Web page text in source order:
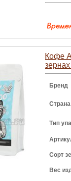
Кофе
Бренд
Тип
Сорт
Вес